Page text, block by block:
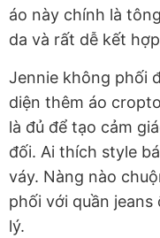
áo này chính là
da và rất dễ kết
Jennie không phối
diện thêm áo
là đủ để tạo cảm
đối. Ai thích style
váy. Nàng nào
phối với quần
lý.